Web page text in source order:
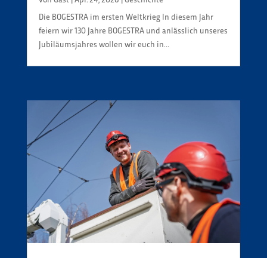
Die BOGESTRA im ersten Weltkrieg In diesem Jahr
feiern wir 130 Jahre BOGESTRA und anlässlich unseres
Jubiläumsjahres wollen wir euch in...